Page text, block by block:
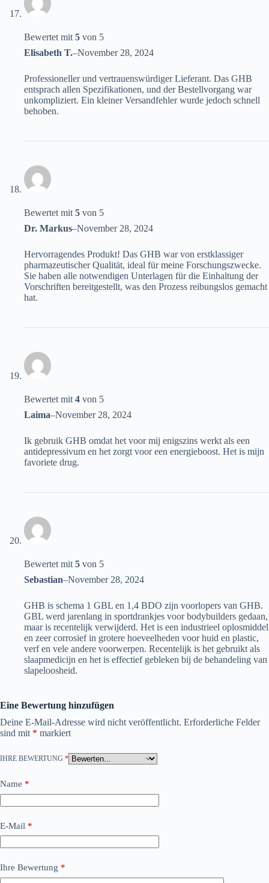
Bewertet mit 5 von 5
Elisabeth T.–November 28, 2024
Professioneller und vertrauenswürdiger Lieferant. Das GHB
entsprach allen Spezifikationen, und der Bestellvorgang war
unkompliziert. Ein kleiner Versandfehler wurde jedoch schnell
behoben.
Bewertet mit 5 von 5
Dr. Markus–November 28, 2024
Hervorragendes Produkt! Das GHB war von erstklassiger
pharmazeutischer Qualität, ideal für meine Forschungszwecke.
Sie haben alle notwendigen Unterlagen für die Einhaltung der
Vorschriften bereitgestellt, was den Prozess reibungslos gemacht
hat.
Bewertet mit 4 von 5
Laima–November 28, 2024
Ik gebruik GHB omdat het voor mij enigszins werkt als een
antidepressivum en het zorgt voor een energieboost. Het is mijn
favoriete drug.
Bewertet mit 5 von 5
Sebastian–November 28, 2024
GHB is schema 1 GBL en 1,4 BDO zijn voorlopers van GHB.
GBL werd jarenlang in sportdrankjes voor bodybuilders gedaan,
maar is recentelijk verwijderd. Het is een industrieel oplosmiddel
en zeer corrosief in grotere hoeveelheden voor huid en plastic,
verf en vele andere voorwerpen. Recentelijk is het gebruikt als
slaapmedicijn en het is effectief gebleken bij de behandeling van
slapeloosheid.
Eine Bewertung hinzufügen
Deine E-Mail-Adresse wird nicht veröffentlicht. Erforderliche Felder
sind mit * markiert
IHRE BEWERTUNG *
Name *
E-Mail *
Ihre Bewertung *